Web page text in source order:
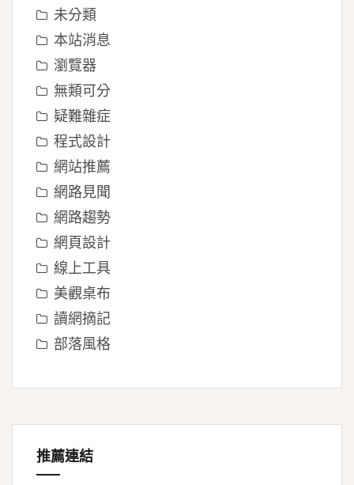
未分類
本站消息
瀏覽器
無類可分
疑難雜症
程式設計
網站推薦
網路見聞
網路趨勢
網頁設計
線上工具
美觀桌布
讀網摘記
部落風格
推薦連結